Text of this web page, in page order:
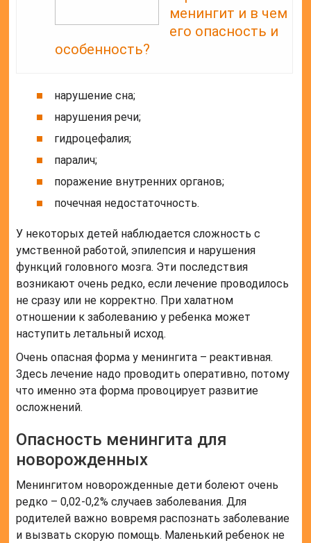
менингит и в чем
его опасность и
особенность?
нарушение сна;
нарушения речи;
гидроцефалия;
паралич;
поражение внутренних органов;
почечная недостаточность.
У некоторых детей наблюдается сложность с
умственной работой, эпилепсия и нарушения
функций головного мозга. Эти последствия
возникают очень редко, если лечение проводилось
не сразу или не корректно. При халатном
отношении к заболеванию у ребенка может
наступить летальный исход.
Очень опасная форма у менингита – реактивная.
Здесь лечение надо проводить оперативно, потому
что именно эта форма провоцирует развитие
осложнений.
Опасность менингита для
новорожденных
Менингитом новорожденные дети болеют очень
редко – 0,02-0,2% случаев заболевания. Для
родителей важно вовремя распознать заболевание
и вызвать скорую помощь. Маленький ребенок не